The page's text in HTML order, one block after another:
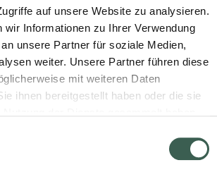
auf unsere Website zu analysieren.
wir Informationen zu Ihrer Verwendung
unsere Partner für soziale Medien,
weiter. Unsere Partner führen diese
mit weiteren Daten
ihnen bereitgestellt haben oder die sie
PRIME TIME GEGRILLT